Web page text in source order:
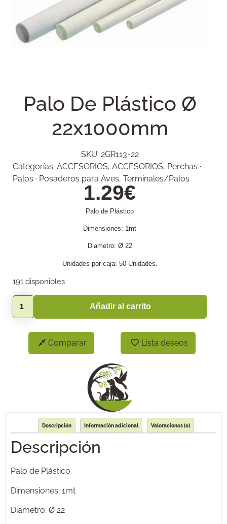
Palo De Plástico Ø
22x1000mm
SKU: 2GR113-22
Categorías: ACCESORIOS, ACCESORIOS, Perchas ·
Palos · Posaderos para Aves, Terminales/Palos
1.29€
Palo de Plástico
Dimensiones: 1mt
Diametro: Ø 22
Unidades por caja: 50 Unidades.
191 disponibles
Añadir al carrito
Comparar Lista deseos
Descripción Información adicional Valoraciones (0)
Descripción
Palo de Plástico
Dimensiones: 1mt
Diametro: Ø 22